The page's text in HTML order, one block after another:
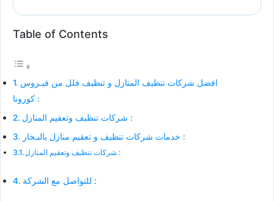
Table of Contents
افضل شركات تنظيف المنازل و تنظيف فلل من فيـروس
كورونا :
شركات تنظيف وتعقيم المنازل :
خدمات شركات تنظيف و تعقيم منازل بالبـخار :
شركات تنظيف وتعقيم المنازل :
للتواصل مع الشركة :